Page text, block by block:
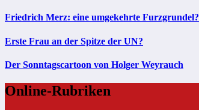
Friedrich Merz: eine umgekehrte Furzgrundel?
Erste Frau an der Spitze der UN?
Der Sonntagscartoon von Holger Weyrauch
Online-Rubriken